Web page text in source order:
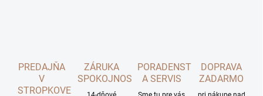
PREDAJŇA
V
STROPKOVE
ZÁRUKA
SPOKOJNOSTI
PORADENSTVO
A SERVIS
DOPRAVA
ZADARMO